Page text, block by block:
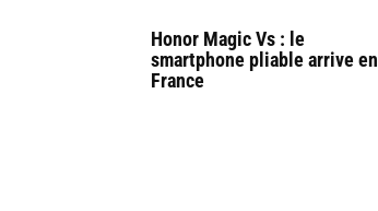
Honor Magic Vs : le
smartphone pliable arrive en
France